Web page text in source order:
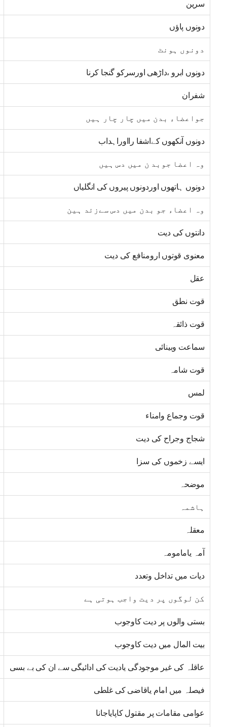
سرین
دونوں پاؤں
دونوں ہونٹ
دونوں ابرو ،داڑھی اورسرکو گنجا کرنا
شفران
جواعضاء بدن میں چار چار ہیں
دونوں آنکھوں کےاشفا رااوراہداب
وہ اعضا جوبد ن میں دس ہیں
دونوں ہاتھوں اوردونوں پیروں کی انگلیاں
وہ اعضاء جو بدن میں دس سےزئد ہین
دانتوں کی دیت
معنوی قوتوں ارومنافع کی دیت
عقل
قوت نطق
قوت ذائقہ
سماعت وبینائی
قوت شامہ
لمس
قوت وجماع وامناء
شجاج وجراح کی دیت
ایسے زخموں کی سزا
موضحہ
ہاشمہ
معقلہ
آمہ یامامومہ
دیات میں تداخل وتعدد
کن لوگوں پر دیت واجب ہوتی ہے
بستی والوں پر دیت کاوجوب
بیت المال میں دیت کاوجوب
عاقلہ کی غیر موجودگی یادیت کی ادائیگی سے ان کی بے بسی
فیصلہ میں امام یاقاضی کی غلطی
عوامی مقامات پر مقتول کاپایاجانا